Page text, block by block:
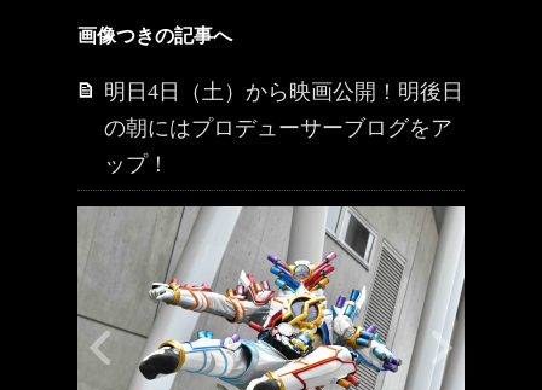
画像つきの記事へ
明日4日（土）から映画公開！明後日
の朝にはプロデューサーブログをア
ップ！